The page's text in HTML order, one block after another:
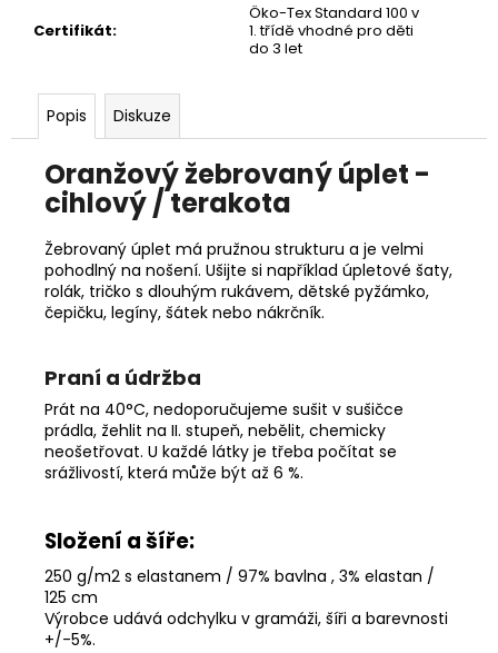
Certifikát:
Öko-Tex Standard 100 v
1. třídě vhodné pro děti
do 3 let
Popis Diskuze
Oranžový žebrovaný úplet -
cihlový / terakota
Žebrovaný úplet má pružnou strukturu a je velmi
pohodlný na nošení. Ušijte si například úpletové šaty,
rolák, tričko s dlouhým rukávem, dětské pyžámko,
čepičku, legíny, šátek nebo nákrčník.
Praní a údržba
Prát na 40°C, nedoporučujeme sušit v sušičce
prádla, žehlit na II. stupeň, nebělit, chemicky
neošetřovat. U každé látky je třeba počítat se
srážlivostí, která může být až 6 %.
Složení a šíře:
250 g/m2 s elastanem / 97% bavlna , 3% elastan /
125 cm
Výrobce udává odchylku v gramáži, šíři a barevnosti
+/-5%.